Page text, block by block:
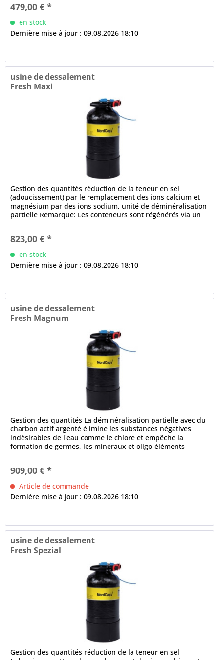
479,00 € *
en stock
Dernière mise à jour : 09.08.2026 18:10
usine de dessalement
Fresh Maxi
Gestion des quantités réduction de la teneur en sel
(adoucissement) par le remplacement des ions calcium et
magnésium par des ions sodium, unité de déminéralisation
partielle Remarque: Les conteneurs sont régénérés via un
823,00 € *
en stock
Dernière mise à jour : 09.08.2026 18:10
usine de dessalement
Fresh Magnum
Gestion des quantités La déminéralisation partielle avec du
charbon actif argenté élimine les substances négatives
indésirables de l'eau comme le chlore et empêche la
formation de germes, les minéraux et oligo-éléments
909,00 € *
Article de commande
Dernière mise à jour : 09.08.2026 18:10
usine de dessalement
Fresh Spezial
Gestion des quantités réduction de la teneur en sel